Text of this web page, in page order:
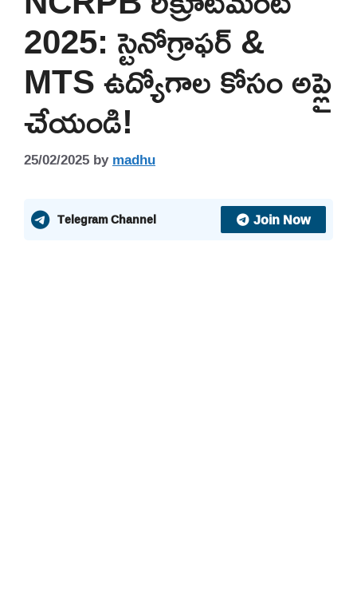
2025: స్టెనోగ్రాఫర్ &
MTS ఉద్యోగాల కోసం అప్లై
చేయండి!
25/02/2025bymadhu
Telegram Channel Join Now